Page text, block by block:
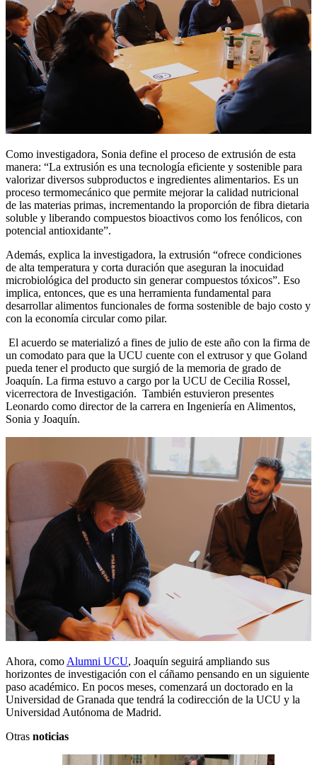
Como investigadora, Sonia define el proceso de extrusión de esta
manera: “La extrusión es una tecnología eficiente y sostenible para
valorizar diversos subproductos e ingredientes alimentarios. Es un
proceso termomecánico que permite mejorar la calidad nutricional
de las materias primas, incrementando la proporción de fibra dietaria
soluble y liberando compuestos bioactivos como los fenólicos, con
potencial antioxidante”.
Además, explica la investigadora, la extrusión “ofrece condiciones
de alta temperatura y corta duración que aseguran la inocuidad
microbiológica del producto sin generar compuestos tóxicos”. Eso
implica, entonces, que es una herramienta fundamental para
desarrollar alimentos funcionales de forma sostenible de bajo costo y
con la economía circular como pilar.
El acuerdo se materializó a fines de julio de este año con la firma de
un comodato para que la UCU cuente con el extrusor y que Goland
pueda tener el producto que surgió de la memoria de grado de
Joaquín. La firma estuvo a cargo por la UCU de Cecilia Rossel,
vicerrectora de Investigación. También estuvieron presentes
Leonardo como director de la carrera en Ingeniería en Alimentos,
Sonia y Joaquín.
Ahora, como Alumni UCU, Joaquín seguirá ampliando sus
horizontes de investigación con el cáñamo pensando en un siguiente
paso académico. En pocos meses, comenzará un doctorado en la
Universidad de Granada que tendrá la codirección de la UCU y la
Universidad Autónoma de Madrid.
Otras noticias